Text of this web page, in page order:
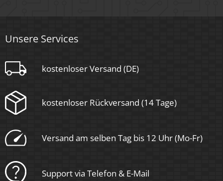
Material
Sockel
Ultraflach
Form
Schaltzyklen
Unsere Services
kostenloser Versand (DE)
kostenloser Rückversand (14 Tage)
Versand am selben Tag bis 12 Uhr (Mo-Fr)
Support via Telefon & E-Mail